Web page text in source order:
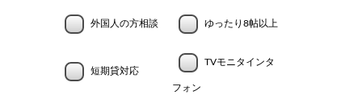
外国人の方相談 ゆったり8帖以上
短期貸対応
TVモニタインタ
フォン